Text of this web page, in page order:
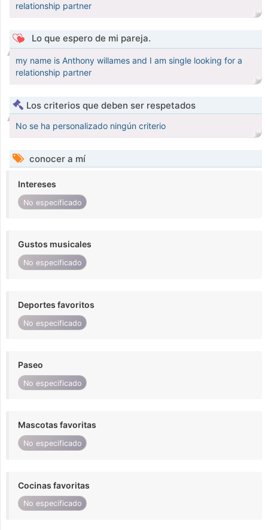
relationship partner
Lo que espero de mi pareja.
my name is Anthony willames and I am single looking for a
relationship partner
Los criterios que deben ser respetados
No se ha personalizado ningún criterio
conocer a mí
Intereses
No especificado
Gustos musicales
No especificado
Deportes favoritos
No especificado
Paseo
No especificado
Mascotas favoritas
No especificado
Cocinas favoritas
No especificado